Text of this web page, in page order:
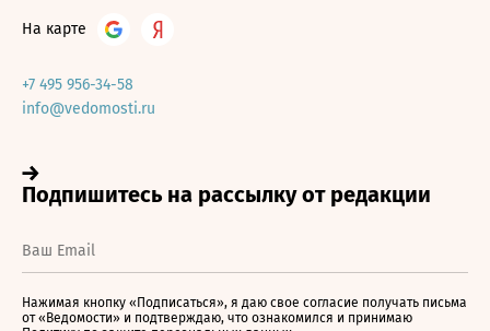
На карте
+7 495 956-34-58
info@vedomosti.ru
Нажимая кнопку «Подписаться», я даю свое согласие получать письма
от «Ведомости» и подтверждаю, что ознакомился и принимаю